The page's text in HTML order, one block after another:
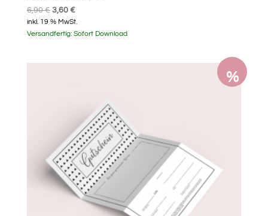
6,90€ Ursprünglicher
Preis
war:
3,60 €Aktueller
Preis
ist:
inkl. 19 % MwSt.
Versandfertig: Sofort Download
%